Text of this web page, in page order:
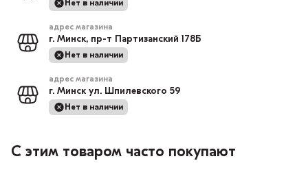
Нет в наличии
адрес магазина
г. Минск, пр-т Партизанский 178Б
Нет в наличии
адрес магазина
г. Минск ул. Шпилевского 59
Нет в наличии
С этим товаром часто покупают